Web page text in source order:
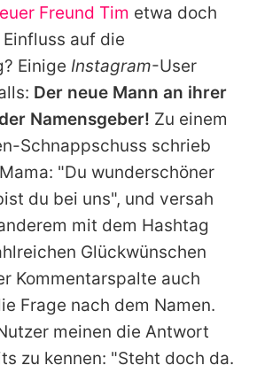
Freund Tim etwa doch
auf die
Einige Instagram-User
Der neue Mann an ihrer
Namensgeber! Zu einem
Schnappschuss schrieb
"Du wunderschöner
du bei uns", und versah
mit dem Hashtag
Glückwünschen
Kommentarspalte auch
Frage nach dem Namen.
meinen die Antwort
zu kennen: "Steht doch da.